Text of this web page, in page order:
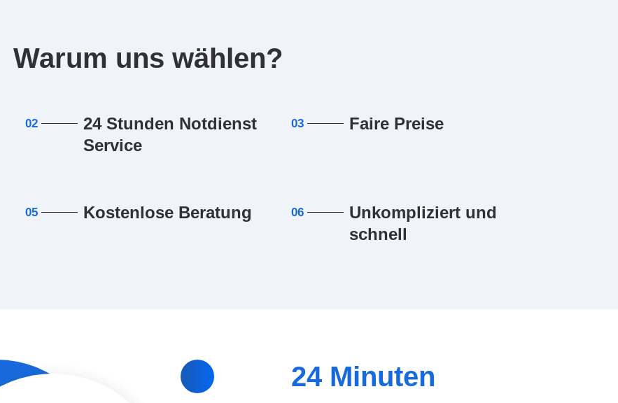
Warum uns wählen?
02
24 Stunden Notdienst
Service
03 Faire Preise
05 Kostenlose Beratung 06
Unkompliziert und
schnell
24Minuten